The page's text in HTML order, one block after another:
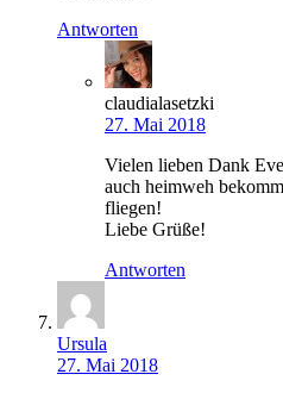
Antworten
claudialasetzki
27. Mai 2018
Vielen lieben Dank
auch heimweh
fliegen!
Liebe Grüße!
Antworten
Ursula
27. Mai 2018